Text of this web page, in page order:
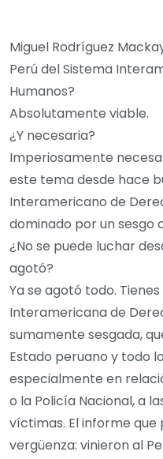
Miguel Rodríguez
Perú del Sistema
Humanos?
Absolutamente viable.
¿Y necesaria?
Imperiosamente
este tema desde hace
Interamericano de
dominado por un sesgo
¿No se puede luchar
agotó?
Ya se agotó todo.
Interamericana de
sumamente sesgada,
Estado peruano y todo
especialmente en
o la Policía Nacional, a
víctimas. El informe
vergüenza: vinieron al